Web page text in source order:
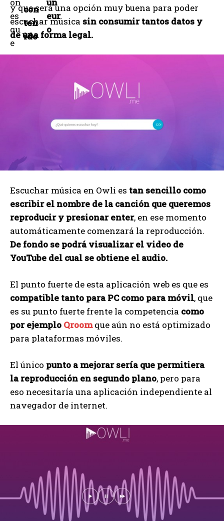
on
es
qu
e
con
ten
ido
un
eur
o
y que será una opción muy buena para poder
escuchar música sin consumir tantos datos y
de una forma legal.
Escuchar música en Owli es tan sencillo como
escribir el nombre de la canción que queremos
reproducir y presionar enter, en ese momento
automáticamente comenzará la reproducción.
De fondo se podrá visualizar el video de
YouTube del cual se obtiene el audio.
El punto fuerte de esta aplicación web es que es
compatible tanto para PC como para móvil, que
es su punto fuerte frente la competencia como
por ejemplo Qroomque aún no está optimizado
para plataformas móviles.
El único punto a mejorar sería que permitiera
la reproducción en segundo plano, pero para
eso necesitaría una aplicación independiente al
navegador de internet.